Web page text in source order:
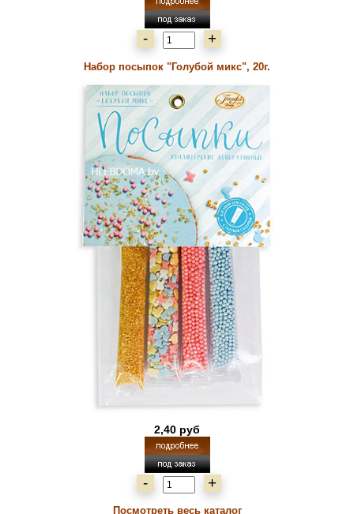
- +
Набор посыпок "Голубой микс", 20г.
2,40 руб
- +
Посмотреть весь каталог